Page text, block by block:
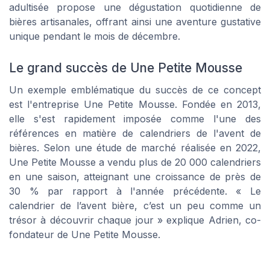
adultisée propose une dégustation quotidienne de
bières artisanales, offrant ainsi une aventure gustative
unique pendant le mois de décembre.
Le grand succès de Une Petite Mousse
Un exemple emblématique du succès de ce concept
est l'entreprise Une Petite Mousse. Fondée en 2013,
elle s'est rapidement imposée comme l'une des
références en matière de calendriers de l'avent de
bières. Selon une étude de marché réalisée en 2022,
Une Petite Mousse a vendu plus de 20 000 calendriers
en une saison, atteignant une croissance de près de
30 % par rapport à l'année précédente. « Le
calendrier de l’avent bière, c’est un peu comme un
trésor à découvrir chaque jour » explique Adrien, co-
fondateur de Une Petite Mousse.